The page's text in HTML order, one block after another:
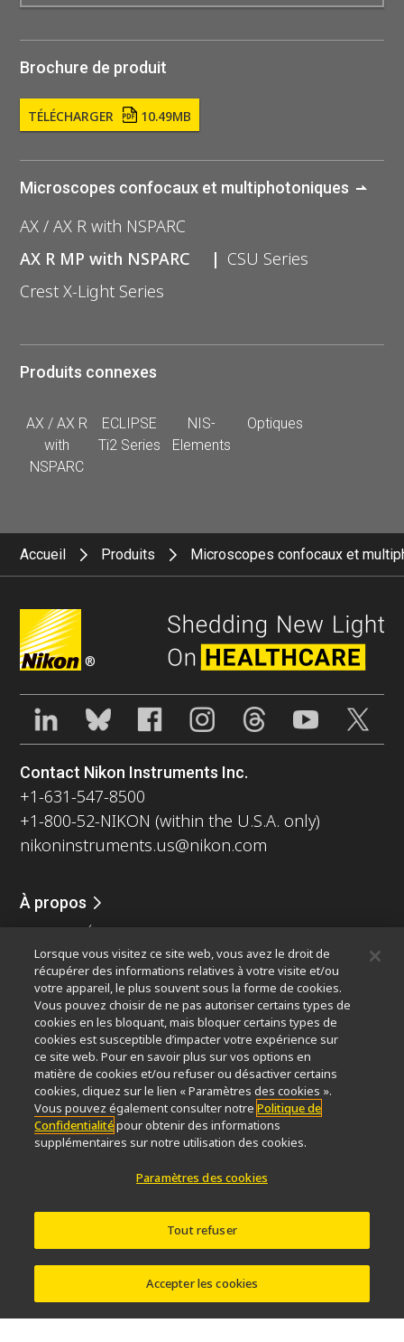
Brochure de produit
TÉLÉCHARGER 10.49MB
Microscopes confocaux et multiphotoniques
AX / AX R with NSPARC
AX R MP with NSPARC
CSU Series
Crest X-Light Series
Produits connexes
AX / AX R
with
NSPARC
ECLIPSE
Ti2 Series
NIS-
Elements
Optiques
Accueil Produits Microscopes confocaux et
®
Contact Nikon Instruments Inc.
+1-631-547-8500
+1-800-52-NIKON (within the U.S.A. only)
nikoninstruments.us@nikon.com
À propos
Événements
Durabilité
Bien-être
Nikon Microscopes 100th Anniversary
Popular Links
Dernières nouvelles et actualitésSélecteur d’objectifs
Resolution CalculatorPubScopeOEM
Nikon Small World
MicroscopyU
Autres Produits Nikon
Microscopie industrielle et métrologie
Systèmes de lithographie à FPD
Lorsque vous visitez ce site web, vous avez le droit de
récupérer des informations relatives à votre visite et/ou
votre appareil, le plus souvent sous la forme de cookies.
Vous pouvez choisir de ne pas autoriser certains types de
cookies en les bloquant, mais bloquer certains types de
cookies est susceptible d’impacter votre expérience sur
ce site web. Pour en savoir plus sur vos options en
matière de cookies et/ou refuser ou désactiver certains
cookies, cliquez sur le lien « Paramètres des cookies ».
Vous pouvez également consulter notrePolitique de
Confidentialitépour obtenir des informations
supplémentaires sur notre utilisation des cookies.
Paramètres des cookies
Tout refuser
Accepter les cookies